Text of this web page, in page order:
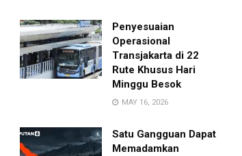
Penyesuaian
Operasional
Transjakarta di 22
Rute Khusus Hari
Minggu Besok
MAY 16, 2026
Satu Gangguan Dapat
Memadamkan